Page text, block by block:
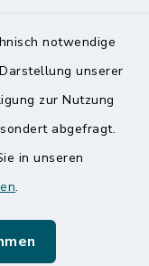
notwendige
unserer
zur Nutzung
abgefragt.
in unseren
.